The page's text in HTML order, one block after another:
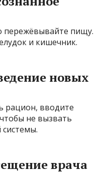
пережёвывайте пищу.
и кишечник.
новых
рацион, вводите
не вызвать
врача